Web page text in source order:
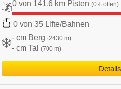
0 von 141,6 km Pisten (0% offen)
0 von 35 Lifte/Bahnen
- cm Berg (2430 m)
- cm Tal (700 m)
Details